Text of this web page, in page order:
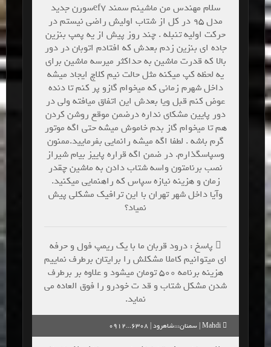
سلام مهندس من ماشینم سمند ef7سورن جدید
مدل 95 در کل از شتاب اولیش راضی نیستم در
حرکت اولیه تنبله . چند روز پیش از یه پمپ بنزین
جاده ای بنزین زدم بعدش که افتادم اتوبان در دور
بالا که قدرت ماشین به حداکثر میرسه ماشین برای
یه لحظه کپ میکنه مثل حالت نیم کلاچ ایجاد میشه
داخل شهرم زمانی که میخوام گازو پر کنم تا دنده
عوض کنم قبل ویا بعدش این اتفاق میافته ولی در
دور پایین مشکای نداره درضمن موقع روشن کردن
هم تا میخوام گاز بدم خاموش میشه حتی اگه موتور
گرم باشه . لطفا اگه میشه رانمایی بفرمایید.ممنون
وسپاسگذارم. در ضمن اگه قراره پاییز بیام شیراز
نصب برنامتون واسه شتاب دادن به ماشین چقدر
زمان و هزینه نیازه سپاس که راهنمایی میکنید.
وآیا داخل شهر تهران با این ترافیک مشکلی پیش
نمیاد؟
پاسخ : درود قربان ما با یک ریمپ فول و حرفه
ای میتوانیم کاملا مشکلش را برایتان برطرف نماییم
هزینه برنامه ۵۰۰ تومان میشود و علاوه بر برطرف
شدن مشکل شتاب و قد ت خودرو را فوق العاده می
نماید.